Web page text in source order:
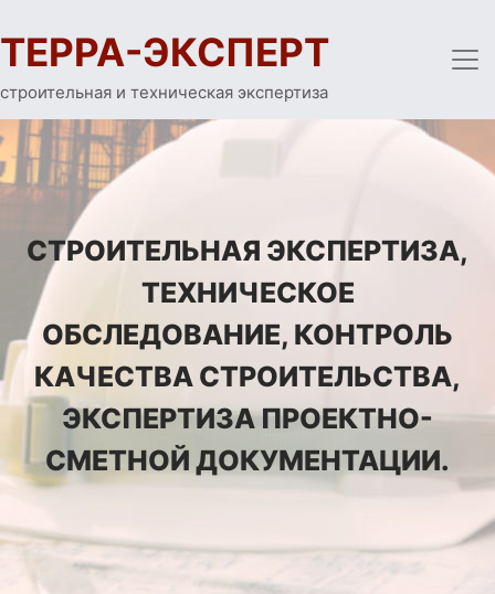
ТЕРРА-ЭКСПЕРТ
строительная и техническая экспертиза
СТРОИТЕЛЬНАЯ ЭКСПЕРТИЗА,
ТЕХНИЧЕСКОЕ
ОБСЛЕДОВАНИЕ, КОНТРОЛЬ
КАЧЕСТВА СТРОИТЕЛЬСТВА,
ЭКСПЕРТИЗА ПРОЕКТНО-
СМЕТНОЙ ДОКУМЕНТАЦИИ.